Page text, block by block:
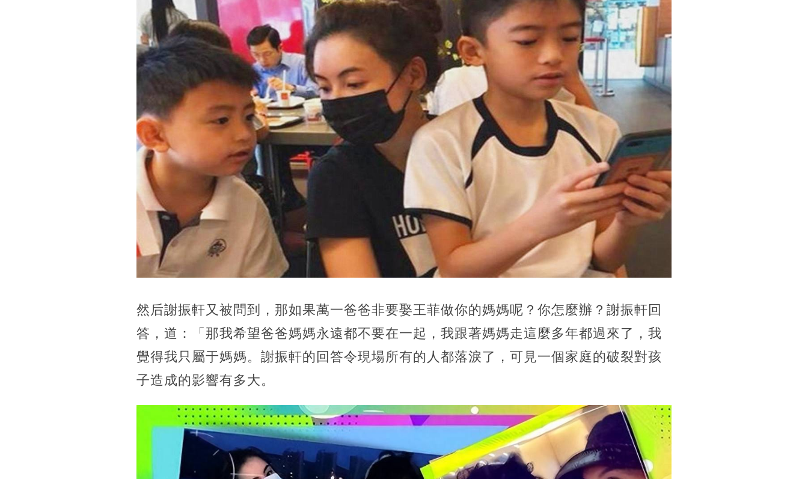
然后謝振軒又被問到， 那如果萬一爸爸非要娶王菲做你的媽媽呢？你怎麼辦？謝振軒回
答，道：「那我希望爸爸媽媽永遠都不要在一起，我跟著媽媽走這麼多年都過來了，我
覺得我只屬于媽媽。謝振軒的回答令現場所有的人都落淚了， 可見一個家庭的破裂對孩
子造成的影響有多大。